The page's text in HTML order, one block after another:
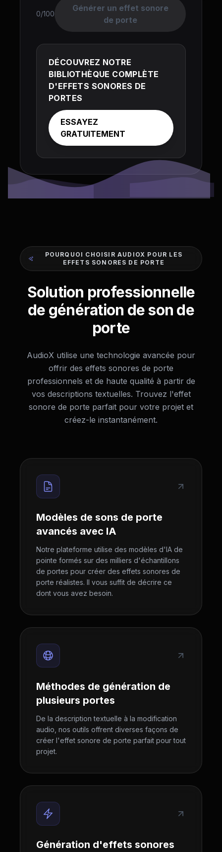
0/100
Générer un effet sonore
de porte
DÉCOUVREZ NOTRE
BIBLIOTHÈQUE COMPLÈTE
D'EFFETS SONORES DE
PORTES
ESSAYEZ
GRATUITEMENT
POURQUOI CHOISIR AUDIOX POUR LES
EFFETS SONORES DE PORTE
Solution professionnelle
de génération de son de
porte
AudioX utilise une technologie avancée pour
offrir des effets sonores de porte
professionnels et de haute qualité à partir de
vos descriptions textuelles. Trouvez l'effet
sonore de porte parfait pour votre projet et
créez-le instantanément.
Modèles de sons de porte
avancés avec IA
Notre plateforme utilise des modèles d'IA de
pointe formés sur des milliers d'échantillons
de portes pour créer des effets sonores de
porte réalistes. Il vous suffit de décrire ce
dont vous avez besoin.
Méthodes de génération de
plusieurs portes
De la description textuelle à la modification
audio, nos outils offrent diverses façons de
créer l'effet sonore de porte parfait pour tout
projet.
Génération d'effets sonores